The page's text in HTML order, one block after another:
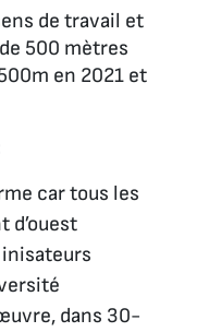
de travail et
500 mètres
en 2021 et
car tous les
d’ouest
dans 30-